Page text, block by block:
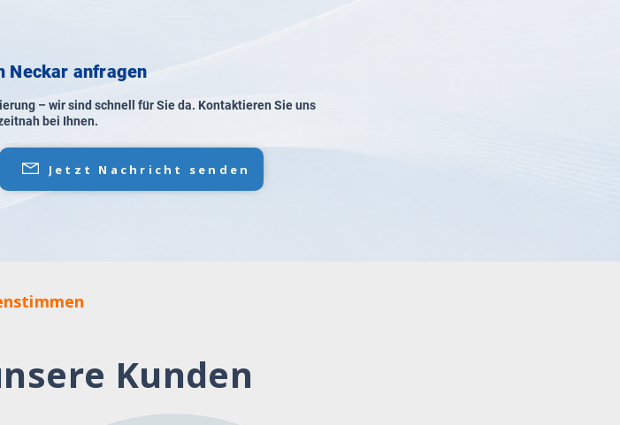
Neckar anfragen
– wir sind schnell für Sie da. Kontaktieren Sie uns
bei Ihnen.
Jetzt Nachricht senden
Kunden